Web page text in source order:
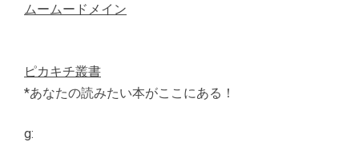
ムームードメイン
ピカキチ叢書
*あなたの読みたい本がここにある！
g: